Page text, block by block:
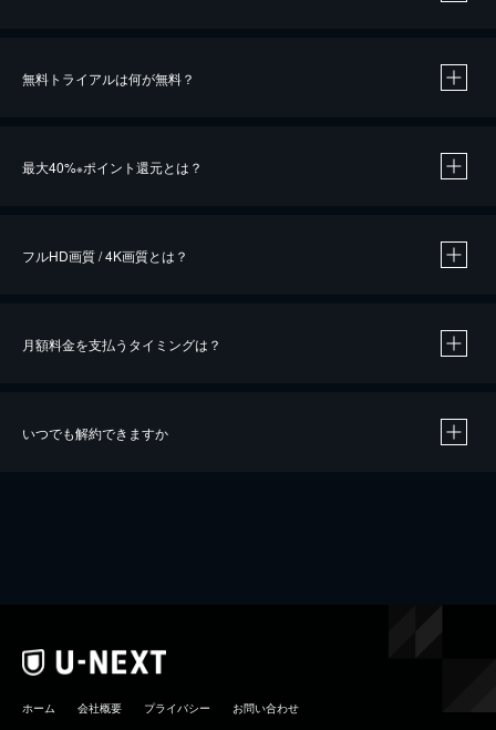
無料トライアルは何が無料？
最大40%※ポイント還元とは？
※40％ポイント還元の対象は、クレジットカード決済による作品の購入 / レンタルです。
フルHD画質 / 4K画質とは？
月額料金を支払うタイミングは？
いつでも解約できますか
ホーム 会社概要 プライバシー お問い合わせ